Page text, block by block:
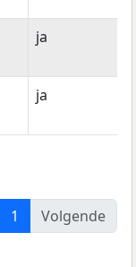
ja
ja
1 Volgende